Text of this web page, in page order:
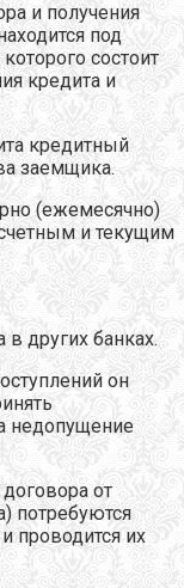
и получения
под
состоит
кредита и
кредитный
заемщика.
(ежемесячно)
и текущим
других банках.
он
недопущение
от
потребуются
проводится их